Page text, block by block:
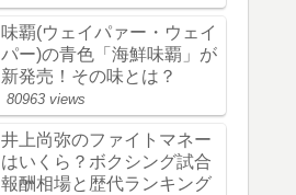
味覇(ウェイパァー・ウェイ
パー)の青色「海鮮味覇」が
新発売！その味とは？
80963 views
井上尚弥のファイトマネー
はいくら？ボクシング試合
報酬相場と歴代ランキング